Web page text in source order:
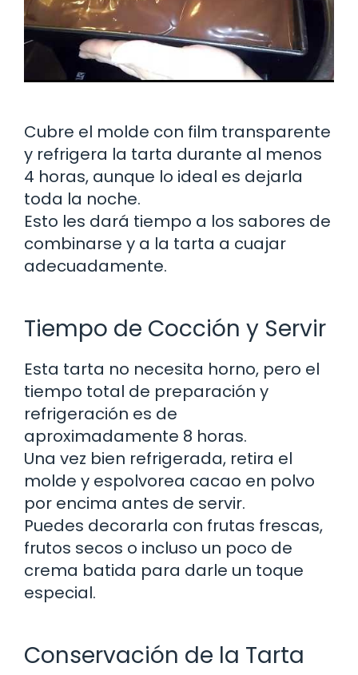
Cubre el molde con film transparente
y refrigera la tarta durante al menos
4 horas, aunque lo ideal es dejarla
toda la noche.
Esto les dará tiempo a los sabores de
combinarse y a la tarta a cuajar
adecuadamente.
Tiempo de Cocción y Servir
Esta tarta no necesita horno, pero el
tiempo total de preparación y
refrigeración es de
aproximadamente 8 horas.
Una vez bien refrigerada, retira el
molde y espolvorea cacao en polvo
por encima antes de servir.
Puedes decorarla con frutas frescas,
frutos secos o incluso un poco de
crema batida para darle un toque
especial.
Conservación de la Tarta